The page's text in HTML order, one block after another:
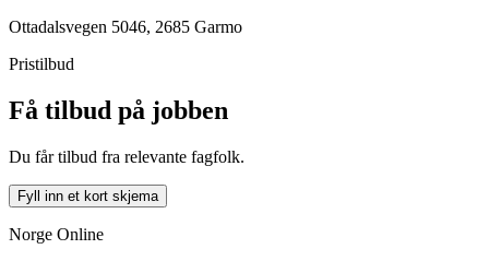
Ottadalsvegen 5046, 2685 Garmo
Pristilbud
Få tilbud på jobben
Du får tilbud fra relevante fagfolk.
Fyll inn et kort skjema
Norge Online